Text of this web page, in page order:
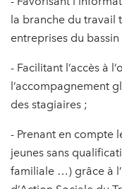
la branche du travail
entreprises du
- Facilitant l’accès à
l’accompagnement
des stagiaires ;
- Prenant en compte
jeunes sans
familiale …) grâce à